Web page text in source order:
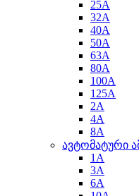
25A
32A
40A
50A
63A
80A
100A
125A
2A
4A
8A
ავტომატური
1A
3A
6A